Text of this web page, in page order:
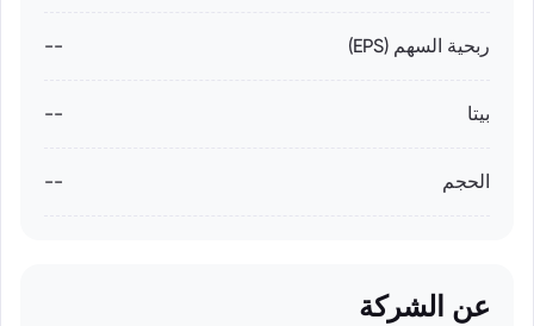
ربحية السهم (EPS) --
بيتا --
الحجم --
عن الشركة